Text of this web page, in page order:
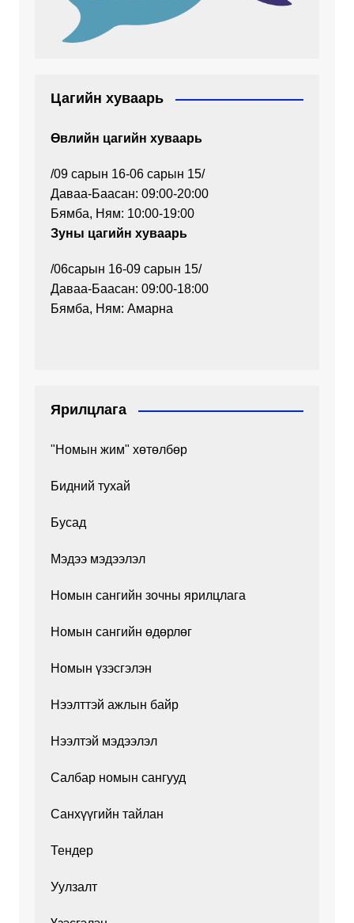
Цагийн хуваарь
Өвлийн цагийн хуваарь
/09 сарын 16-06 сарын 15/
Даваа-Баасан: 09:00-20:00
Бямба, Ням: 10:00-19:00
Зуны цагийн хуваарь
/06сарын 16-09 сарын 15/
Даваа-Баасан: 09:00-18:00
Бямба, Ням: Амарна
Ярилцлага
"Номын жим" хөтөлбөр
Бидний тухай
Бусад
Мэдээ мэдээлэл
Номын сангийн зочны ярилцлага
Номын сангийн өдөрлөг
Номын үзэсгэлэн
Нээлттэй ажлын байр
Нээлтэй мэдээлэл
Салбар номын сангууд
Санхүүгийн тайлан
Тендер
Уулзалт